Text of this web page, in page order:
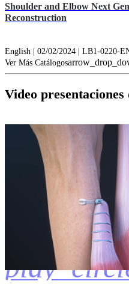
Shoulder and Elbow Next
Reconstruction
English | 02/02/2024 | LB1-0220-
Ver Más Catálogos
Video presentaciones